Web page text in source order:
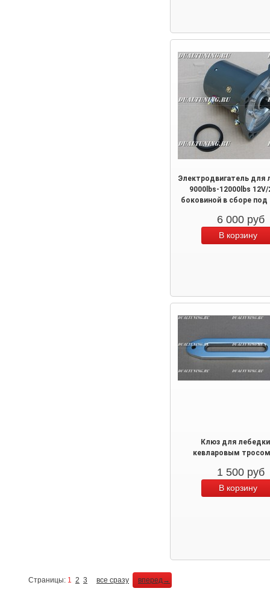
Электродвигатель для
9000lbs-12000lbs 12V/
боковиной в сборе
6 000 руб
Клюз для
кевларовым
1 500 руб
Страницы: 1 2 3 все сразу вперед→